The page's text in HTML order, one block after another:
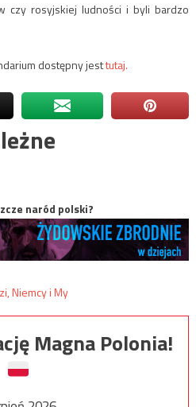
czy rosyjskiej ludności i byli bardzo
dostępny jesttutaj.
naród polski?
Magna Polonia!